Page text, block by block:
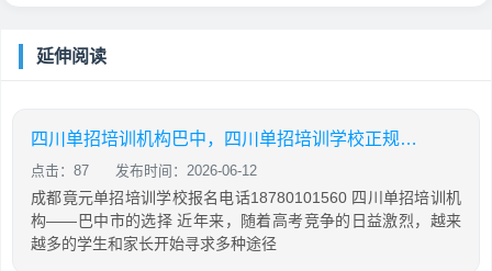
延伸阅读
四川单招培训机构巴中，四川单招培训学校正规学校
点击：87 发布时间：2026-06-12
成都竟元单招培训学校报名电话18780101560 四川单招培训机
构——巴中市的选择 近年来，随着高考竞争的日益激烈，越来
越多的学生和家长开始寻求多种途径